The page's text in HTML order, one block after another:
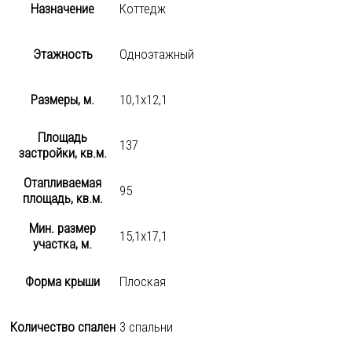
Назначение Коттедж
Этажность Одноэтажный
Размеры, м. 10,1х12,1
Площадь
застройки, кв.м.
137
Отапливаемая
площадь, кв.м.
95
Мин. размер
участка, м.
15,1х17,1
Форма крыши Плоская
Количество спален 3 спальни